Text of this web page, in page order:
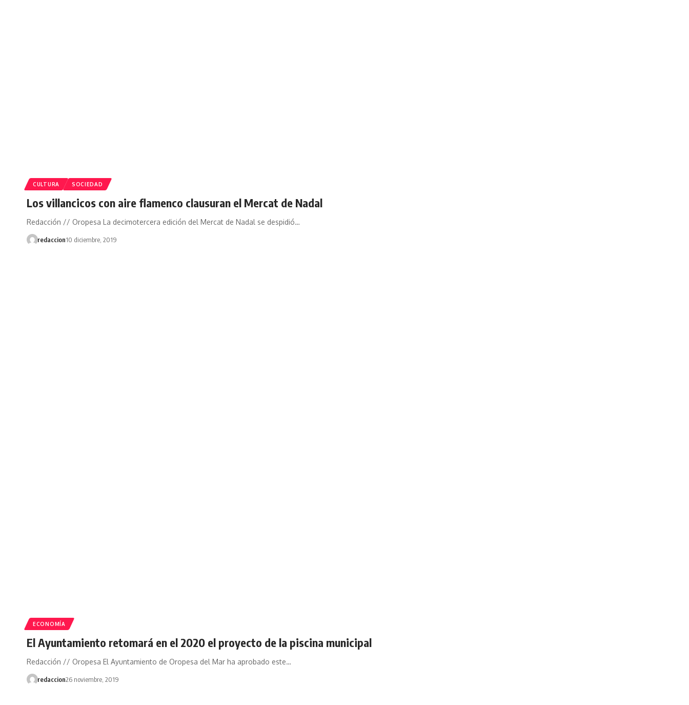
CULTURA SOCIEDAD
Los villancicos con aire flamenco clausuran el Mercat de Nadal
Redacción // Oropesa La decimotercera edición del Mercat de Nadal se despidió…
redaccion10 diciembre, 2019
ECONOMÍA
El Ayuntamiento retomará en el 2020 el proyecto de la piscina municipal
Redacción // Oropesa El Ayuntamiento de Oropesa del Mar ha aprobado este…
redaccion26 noviembre, 2019